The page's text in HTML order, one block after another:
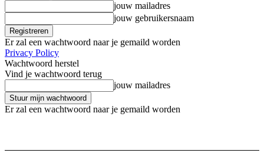
jouw mailadres
jouw gebruikersnaam
Er zal een wachtwoord naar je gemaild worden
Privacy Policy
Wachtwoord herstel
Vind je wachtwoord terug
jouw mailadres
Er zal een wachtwoord naar je gemaild worden